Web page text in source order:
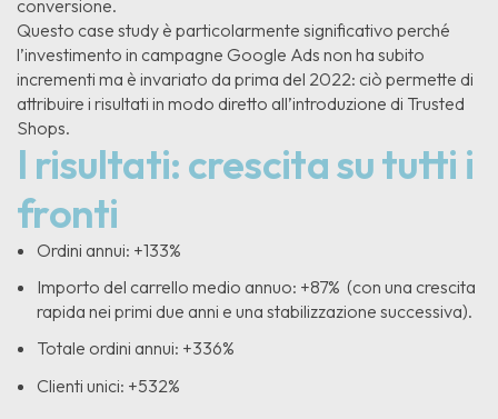
conversione.
Questo case study è particolarmente significativo perché
l’investimento in campagne Google Ads non ha subito
incrementi ma è invariato da prima del 2022: ciò permette di
attribuire i risultati in modo diretto all’introduzione di Trusted
Shops.
I risultati: crescita su tutti i
fronti
Ordini annui: +133%
Importo del carrello medio annuo: +87% (con una crescita
rapida nei primi due anni e una stabilizzazione successiva).
Totale ordini annui: +336%
Clienti unici: +532%